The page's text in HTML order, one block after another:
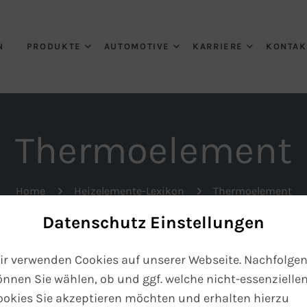
PRODUKTE AUTOMOTIVE KARRIERE
Thermoelement
Home Heizelemente-Lexikon Thermoelement
sind ein wesentlicher Bestandteil jedes
Bauformen und Fühlertypen zur Verfügung.
Datenschutz Einstellungen
verwenden Cookies auf unserer Webseite.
Sie wählen, ob und ggf. welche nicht-essenziellen
Sie akzeptieren möchten und erhalten hierzu